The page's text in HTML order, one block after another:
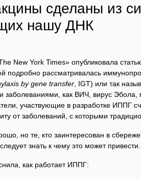
сделаны из
нашу ДНК
New York Times» опубликовала
подробно рассматривалась
by gene transfer , IGT) или так
заболеваниями, как ВИЧ, вирус Эбола,
участвующие в разработке ИППГ
от заболеваний, с которыми
но те, кто заинтересован в
знать к чему это может привести.
как работает ИППГ: